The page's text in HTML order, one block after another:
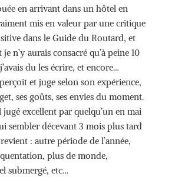
en arrivant dans un hôtel en
mis en valeur par une critique
dans le Guide du Routard, et
n’y aurais consacré qu’à peine 10
du les écrire, et encore…
et juge selon son expérience,
ses goûts, ses envies du moment.
excellent par quelqu’un en mai
sembler décevant 3 mois plus tard
: autre période de l’année,
plus de monde,
submergé, etc…